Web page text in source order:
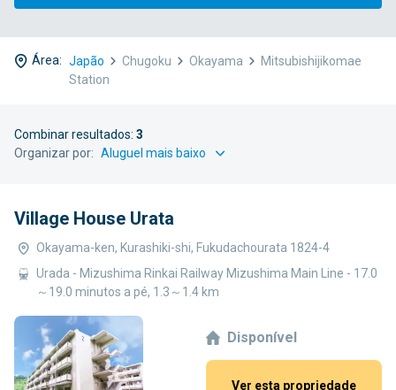
Área: Japão Chugoku Okayama
Mitsubishijikomae
Station
Combinar resultados: 3
Organizar por:
Village House Urata
Okayama-ken, Kurashiki-shi, Fukudachourata 1824-4
Urada - Mizushima Rinkai Railway Mizushima Main Line - 17.0
～19.0 minutos a pé, 1.3～1.4 km
Disponível
Ver esta propriedade